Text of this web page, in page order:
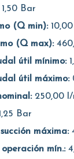
1,50 Bar
(Q min):
(Q max):
útil mínimo:
útil máximo:
250,00 l/
Bar
máxima:
mín.: